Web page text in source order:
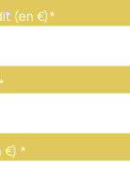
(en €)*
€) *